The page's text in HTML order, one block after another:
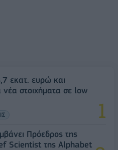
εκατ. ευρώ και
στοιχήματα σε low
Πρόεδρος της
Scientist της Alphabet